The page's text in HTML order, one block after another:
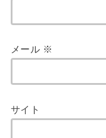
メール ※
サイト